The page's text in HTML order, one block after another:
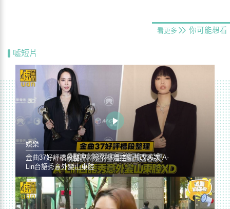
看更多 你可能想看
噓短片
娛樂
金曲37好評橋段整理／蔡依林遭控編曲改36次 A-
Lin台語秀意外變山東腔